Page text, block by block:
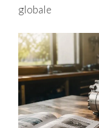
globale